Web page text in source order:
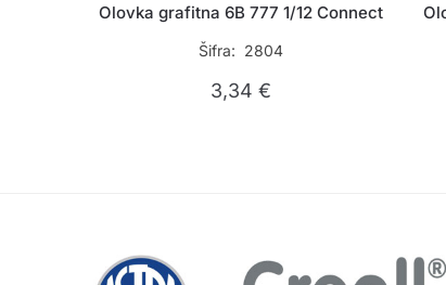
Olovka grafitna 6B 777 1/12 Connect
Šifra: 2804
3,34 €